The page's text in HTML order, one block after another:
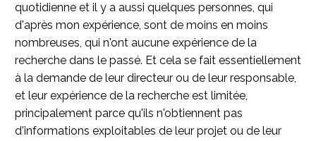
quotidienne et il y a aussi quelques personnes, qui
d'après mon expérience, sont de moins en moins
nombreuses, qui n'ont aucune expérience de la
recherche dans le passé. Et cela se fait essentiellement
à la demande de leur directeur ou de leur responsable,
et leur expérience de la recherche est limitée,
principalement parce qu'ils n'obtiennent pas
d'informations exploitables de leur projet ou de leur